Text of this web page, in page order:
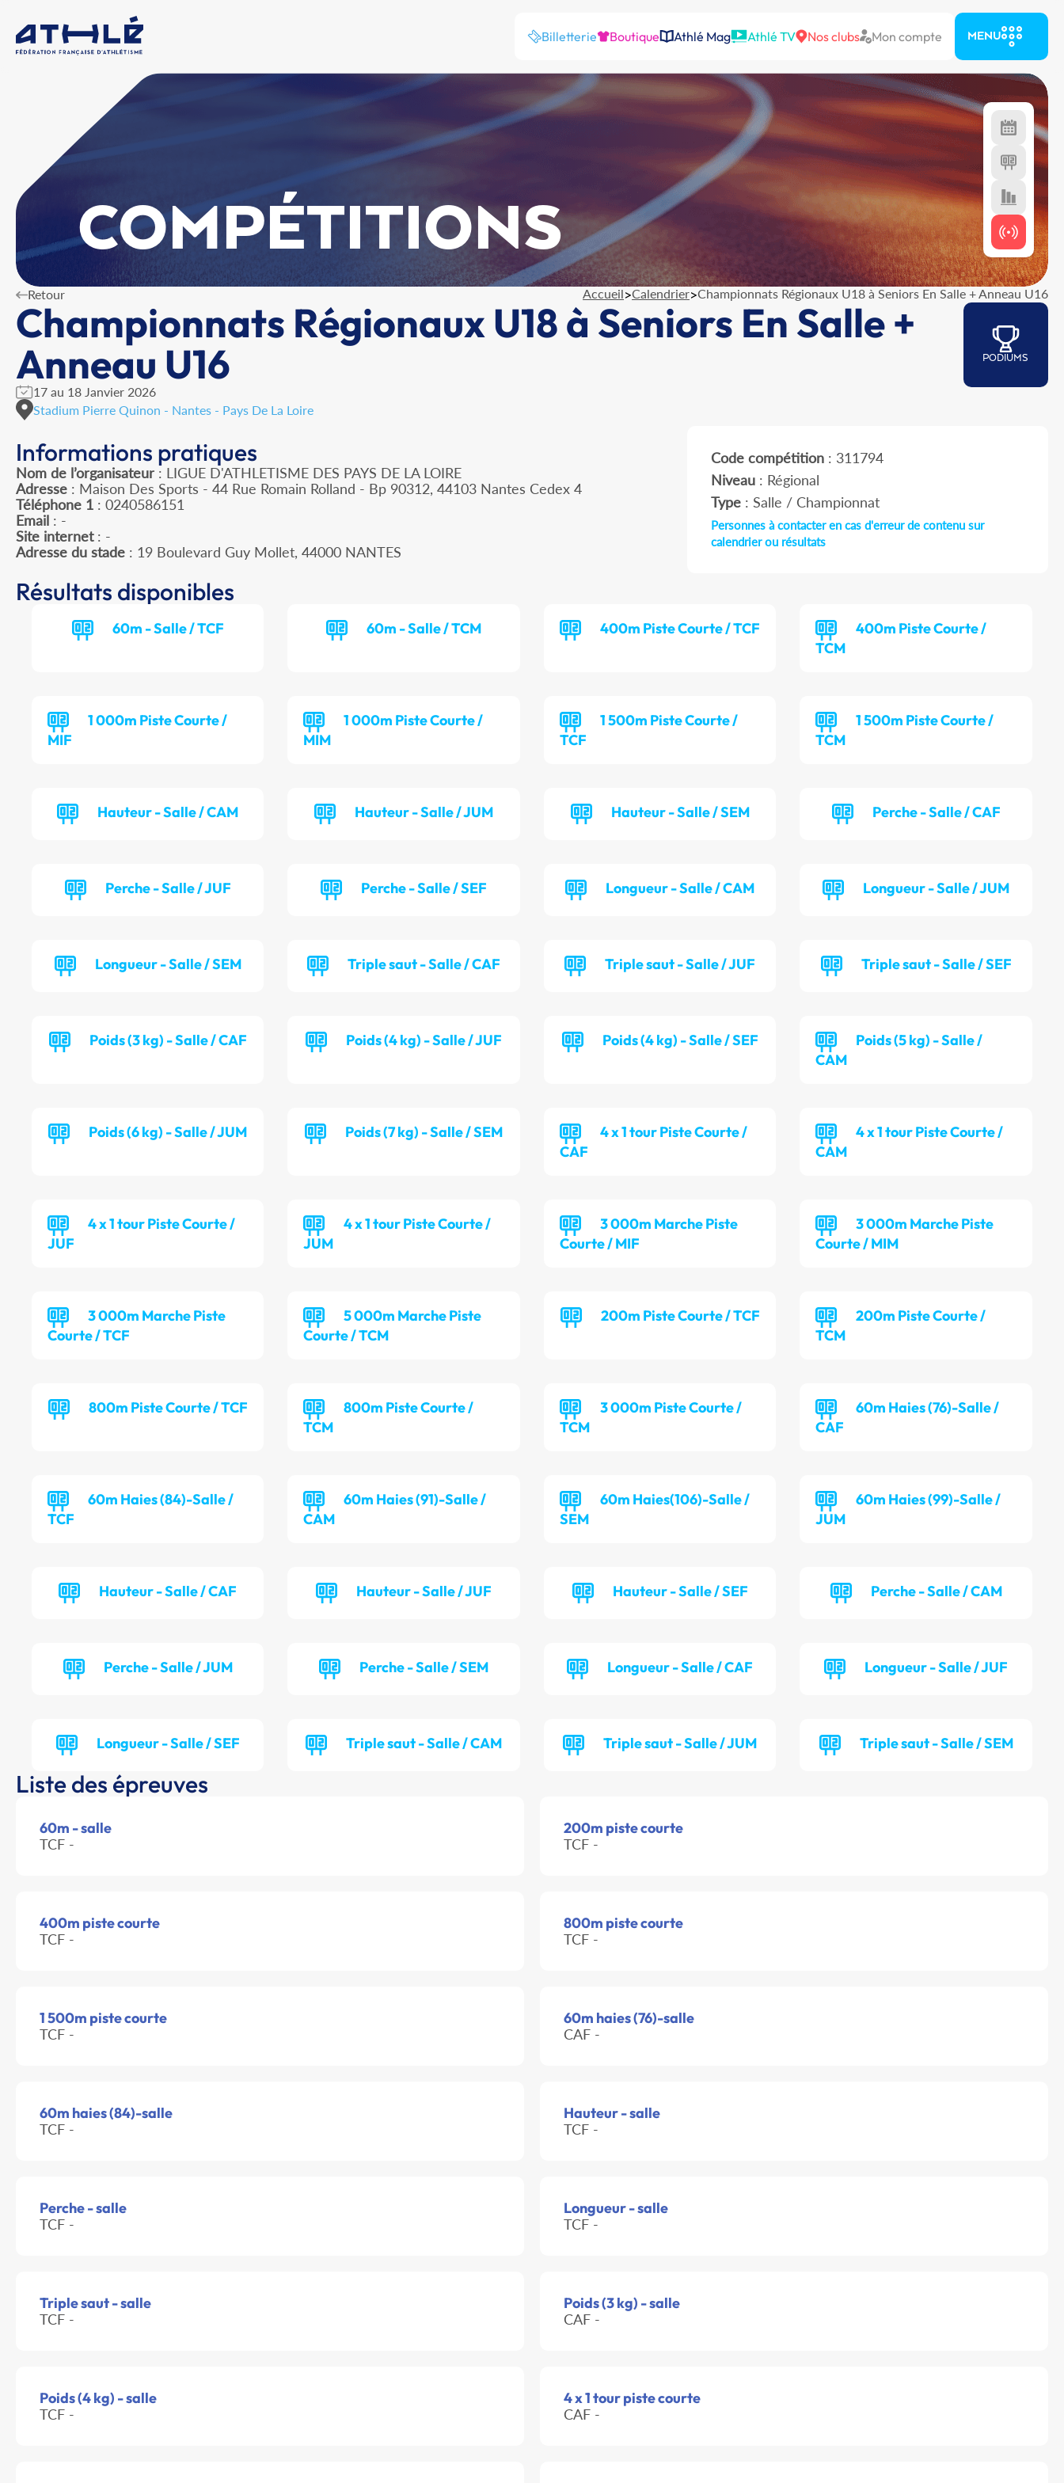
Billetterie Boutique Athlé Mag Athlé TV Nos clubs Mon compte MENU
COMPÉTITIONS
Retour Accueil>Calendrier>Championnats Régionaux U18 à Seniors En Salle + Anneau U16
Championnats Régionaux U18 à Seniors En Salle +
Anneau U16
17 au 18 Janvier 2026
Stadium Pierre Quinon - Nantes - Pays De La Loire
PODIUMS
Informations pratiques
Nom de l’organisateur : LIGUE D'ATHLETISME DES PAYS DE LA LOIRE
Adresse : Maison Des Sports - 44 Rue Romain Rolland - Bp 90312, 44103 Nantes Cedex 4
Téléphone 1 : 0240586151
Email : -
Site internet: -
Adresse du stade : 19 Boulevard Guy Mollet, 44000 NANTES
Code compétition: 311794
Niveau: Régional
Type: Salle / Championnat
Personnes à contacter en cas d'erreur de contenu sur
calendrier ou résultats
Résultats disponibles
60m - Salle / TCF 60m - Salle / TCM 400m Piste Courte / TCF
400m Piste Courte /
TCM
1 000m Piste Courte /
MIF
1 000m Piste Courte /
MIM
1 500m Piste Courte /
TCF
1 500m Piste Courte /
TCM
Hauteur - Salle / CAM Hauteur - Salle / JUM Hauteur - Salle / SEM Perche - Salle / CAF
Perche - Salle / JUF Perche - Salle / SEF Longueur - Salle / CAM Longueur - Salle / JUM
Longueur - Salle / SEM Triple saut - Salle / CAF Triple saut - Salle / JUF Triple saut - Salle / SEF
Poids (3 kg) - Salle / CAF Poids (4 kg) - Salle / JUF Poids (4 kg) - Salle / SEF
Poids (5 kg) - Salle /
CAM
Poids (6 kg) - Salle / JUM Poids (7 kg) - Salle / SEM
4 x 1 tour Piste Courte /
CAF
4 x 1 tour Piste Courte /
CAM
4 x 1 tour Piste Courte /
JUF
4 x 1 tour Piste Courte /
JUM
3 000m Marche Piste
Courte / MIF
3 000m Marche Piste
Courte / MIM
3 000m Marche Piste
Courte / TCF
5 000m Marche Piste
Courte / TCM
200m Piste Courte / TCF
200m Piste Courte /
TCM
800m Piste Courte / TCF
800m Piste Courte /
TCM
3 000m Piste Courte /
TCM
60m Haies (76)-Salle /
CAF
60m Haies (84)-Salle /
TCF
60m Haies (91)-Salle /
CAM
60m Haies(106)-Salle /
SEM
60m Haies (99)-Salle /
JUM
Hauteur - Salle / CAF Hauteur - Salle / JUF Hauteur - Salle / SEF Perche - Salle / CAM
Perche - Salle / JUM Perche - Salle / SEM Longueur - Salle / CAF Longueur - Salle / JUF
Longueur - Salle / SEF Triple saut - Salle / CAM Triple saut - Salle / JUM Triple saut - Salle / SEM
Liste des épreuves
60m - salle
TCF -
200m piste courte
TCF -
400m piste courte
TCF -
800m piste courte
TCF -
1 500m piste courte
TCF -
60m haies (76)-salle
CAF -
60m haies (84)-salle
TCF -
Hauteur - salle
TCF -
Perche - salle
TCF -
Longueur - salle
TCF -
Triple saut - salle
TCF -
Poids (3 kg) - salle
CAF -
Poids (4 kg) - salle
TCF -
4 x 1 tour piste courte
CAF -